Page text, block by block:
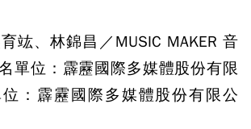
竑、林錦昌／MUSIC MAKER 音
單位：霹靂國際多媒體股份有限
：霹靂國際多媒體股份有限公